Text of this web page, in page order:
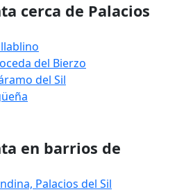
cerca de Palacios
del Bierzo
del Sil
en barrios de
Palacios del Sil